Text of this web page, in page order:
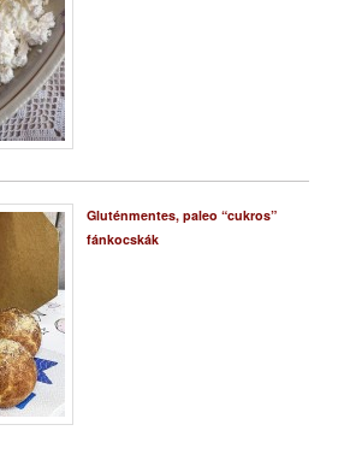
Gluténmentes, paleo “cukros”
fánkocskák